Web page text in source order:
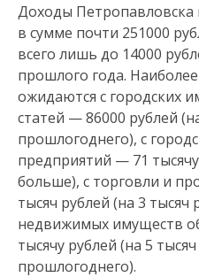
Доходы Петропавловска
в сумме почти 251000
всего лишь до 14000
прошлого года.
ожидаются с городских
статей — 86000 рублей
прошлогоднего), с
предприятий — 71
больше), с торговли и
тысяч рублей (на 3 тысяч
недвижимых имуществ
тысячу рублей (на 5
прошлогоднего).